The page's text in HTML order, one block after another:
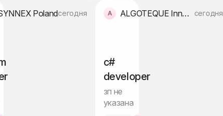
Polandсегодня ALGOTEQUE Innovation Hub сегодня
c#
developer
зп не
указана